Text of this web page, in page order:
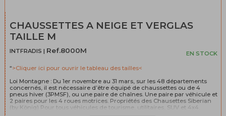
CHAUSSETTES A NEIGE ET VERGLAS
TAILLE M
INTFRADIS | Ref.8000M EN STOCK
“>Cliquer ici pour ouvrir le tableau des tailles<
Loi Montagne : Du 1er novembre au 31 mars, sur les 48 départements
concernés, il est nécessaire d’être équipé de chaussettes ou de 4
pneus hiver (3PMSF), ou une paire de chaînes. Une paire par véhicule et
2 paires pour les 4 roues motrices. Propriétés des Chausettes Siberian
(by König) Pour tous véhicules de tourisme, utilitaires, SUV et 4x4.